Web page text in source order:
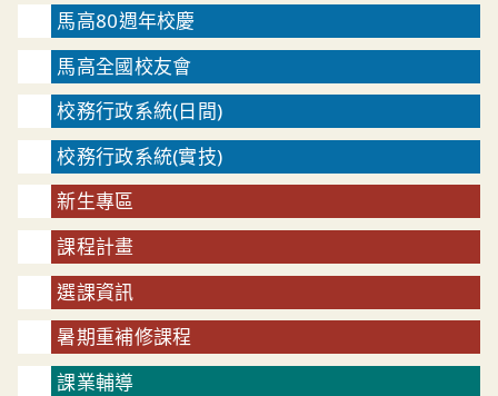
馬高80週年校慶
馬高全國校友會
校務行政系統(日間)
校務行政系統(實技)
新生專區
課程計畫
選課資訊
暑期重補修課程
課業輔導